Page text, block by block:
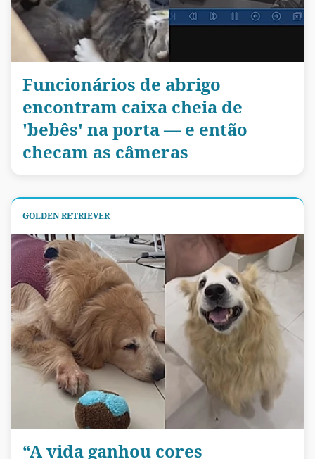
Funcionários de abrigo
encontram caixa cheia de
'bebês' na porta — e então
checam as câmeras
GOLDEN RETRIEVER
“A vida ganhou cores